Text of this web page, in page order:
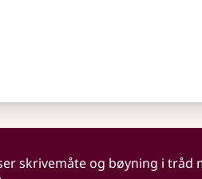
skrivemåte og bøyning i tråd